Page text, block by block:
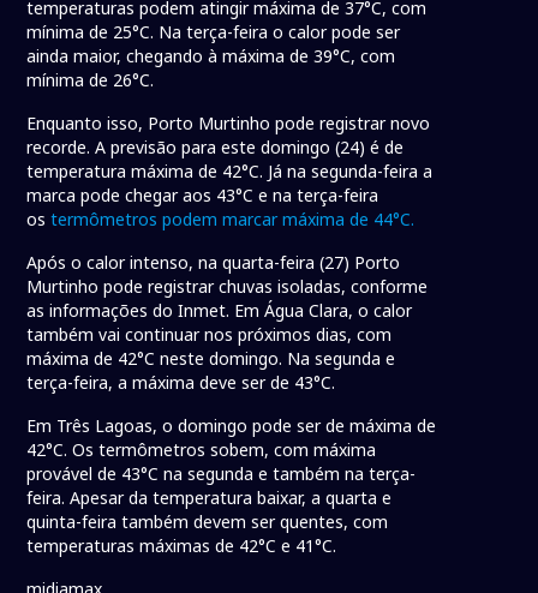
temperaturas podem atingir máxima de 37°C, com
mínima de 25°C. Na terça-feira o calor pode ser
ainda maior, chegando à máxima de 39°C, com
mínima de 26°C.
Enquanto isso, Porto Murtinho pode registrar novo
recorde. A previsão para este domingo (24) é de
temperatura máxima de 42°C. Já na segunda-feira a
marca pode chegar aos 43°C e na terça-feira
ostermômetros podem marcar máxima de 44°C.
Após o calor intenso, na quarta-feira (27) Porto
Murtinho pode registrar chuvas isoladas, conforme
as informações do Inmet. Em Água Clara, o calor
também vai continuar nos próximos dias, com
máxima de 42°C neste domingo. Na segunda e
terça-feira, a máxima deve ser de 43°C.
Em Três Lagoas, o domingo pode ser de máxima de
42°C. Os termômetros sobem, com máxima
provável de 43°C na segunda e também na terça-
feira. Apesar da temperatura baixar, a quarta e
quinta-feira também devem ser quentes, com
temperaturas máximas de 42°C e 41°C.